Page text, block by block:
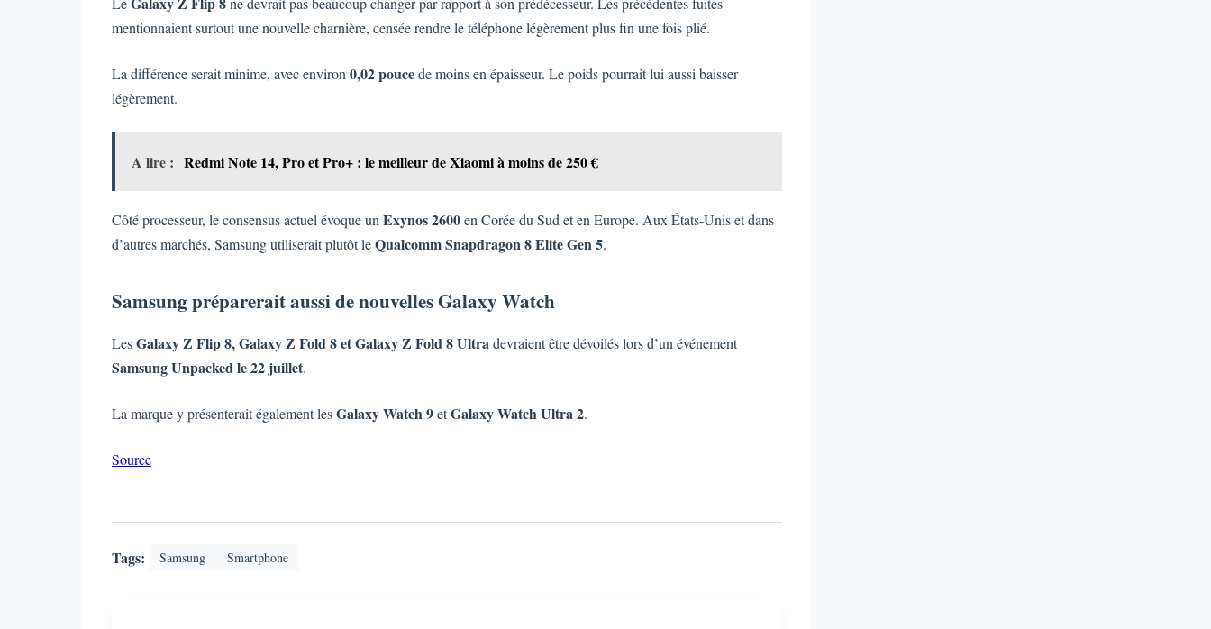
mentionnaient surtout une nouvelle charnière, censée rendre le téléphone légèrement plus fin une fois plié.
La différence serait minime, avec environ 0,02 poucede moins en épaisseur. Le poids pourrait lui aussi baisser
légèrement.
A lire : Redmi Note 14, Pro et Pro+ : le meilleur de Xiaomi à moins de 250 €
Côté processeur, le consensus actuel évoque un Exynos 2600en Corée du Sud et en Europe. Aux États-Unis et dans
d’autres marchés, Samsung utiliserait plutôt leQualcomm Snapdragon 8 Elite Gen 5.
Samsung préparerait aussi de nouvelles Galaxy Watch
LesGalaxy Z Flip 8, Galaxy Z Fold 8 et Galaxy Z Fold 8 Ultra devraient être dévoilés lors d’un événement
Samsung Unpacked le 22 juillet.
La marque y présenterait également lesGalaxy Watch 9etGalaxy Watch Ultra 2.
Source
Tags: Samsung Smartphone